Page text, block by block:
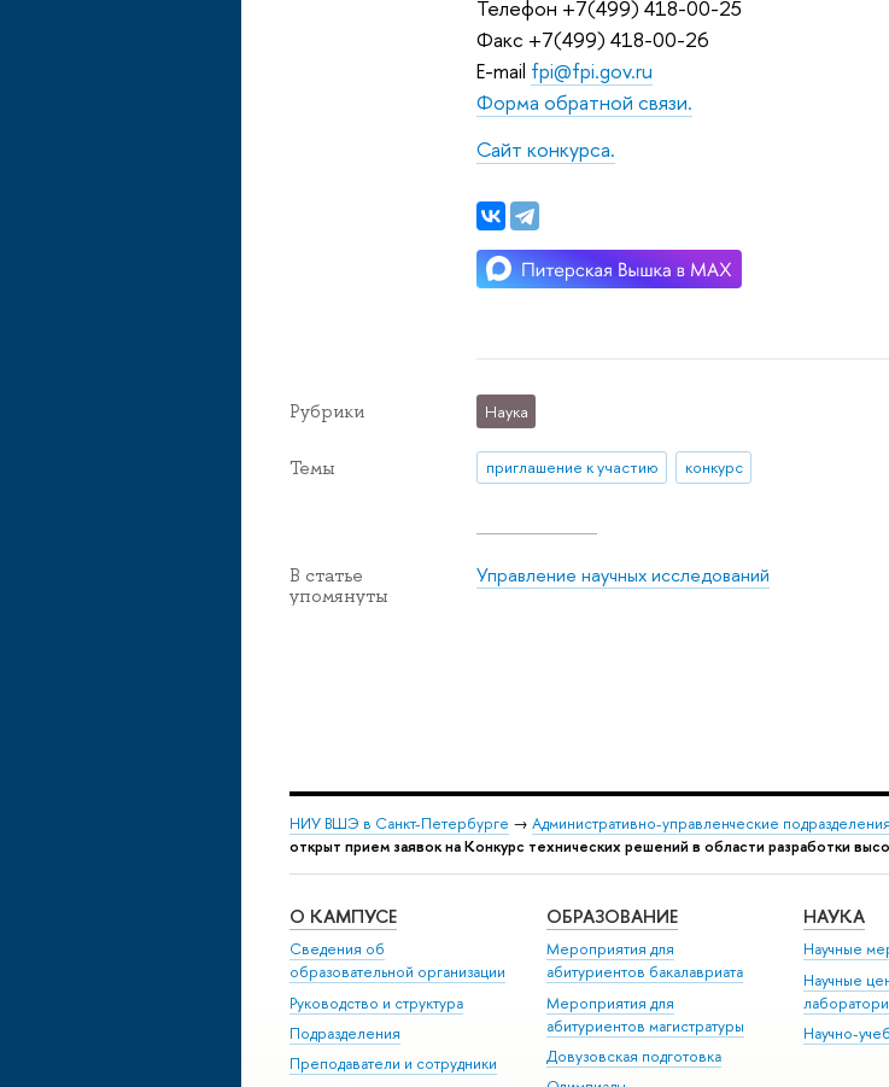
Телефон +7(499) 418-00-25
Факс +7(499) 418-00-26
E-mail fpi@fpi.gov.ru
Форма обратной связи.
Сайт конкурса.
Рубрики Наука
Темы приглашение к участию конкурс
В статье
упомянуты
Управление научных исследований
НИУ ВШЭ в Санкт-Петербурге → Административно-управленческие подразделения
открыт прием заявок на Конкурс технических решений в области разработки
О КАМПУСЕ
Сведения об
образовательной организации
Руководство и структура
Подразделения
Преподаватели и сотрудники
ОБРАЗОВАНИЕ
Мероприятия для
абитуриентов бакалавриата
Мероприятия для
абитуриентов магистратуры
Довузовская подготовка
НАУКА
Научные
Научные
Научно-